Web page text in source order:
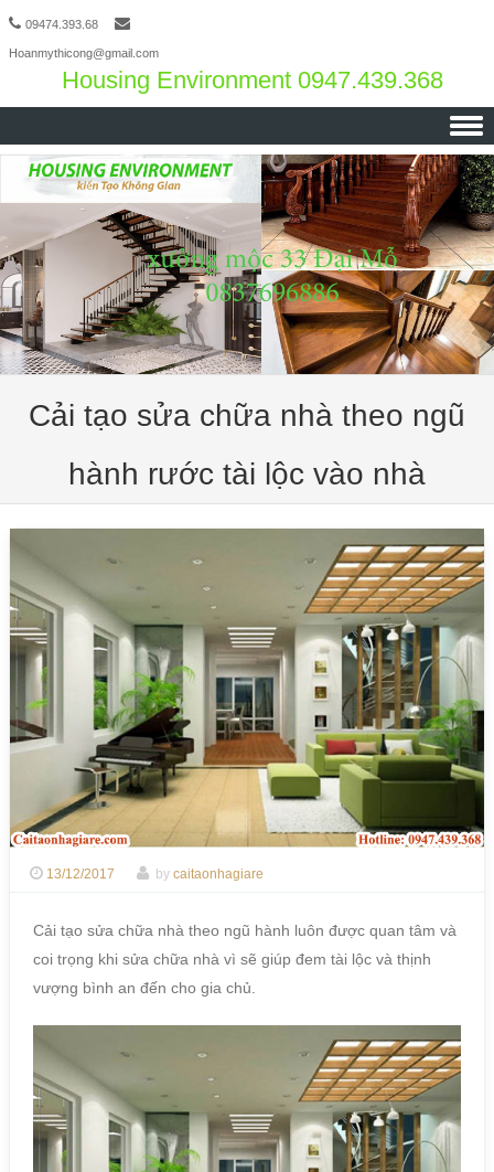
09474.393.68
Hoanmythicong@gmail.com
Housing Environment 0947.439.368
Skip to content
Cải tạo sửa chữa nhà theo ngũ
hành rước tài lộc vào nhà
13/12/2017 by caitaonhagiare
Cải tạo sửa chữa nhà theo ngũ hành luôn được quan tâm và
coi trọng khi sửa chữa nhà vì sẽ giúp đem tài lộc và thịnh
vượng bình an đến cho gia chủ.